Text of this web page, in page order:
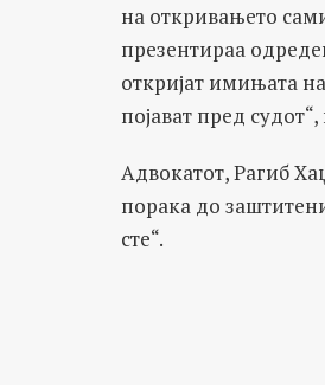
на откривањето
презентираа
откријат имињата
појават пред
Адвокатот, Рагиб
порака до
сте“.